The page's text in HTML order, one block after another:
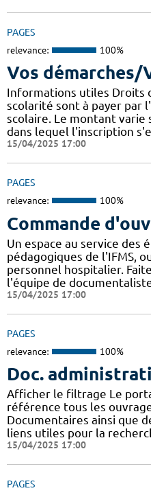
PAGES
relevance: 100%
Vos
Informations utiles Droits
scolarité sont à payer par
scolaire. Le montant
dans lequel l'inscription
15/04/2025 17:00
PAGES
relevance: 100%
Commande
Un espace au service des
pédagogiques de l'IFMS,
personnel hospitalier.
l'équipe de
15/04/2025 17:00
PAGES
relevance: 100%
Doc.
Afficher le filtrage Le
référence tous les
Documentaires ainsi que
liens utiles pour la
15/04/2025 17:00
PAGES